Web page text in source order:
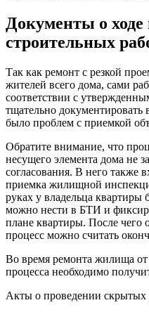
Документы о ходе
строительных
Так как ремонт с резкой
жителей всего дома, сами
соответствии с
тщательно документировать
было проблем с приемкой
Обратите внимание, что
несущего элемента дома не
согласования. В него также
приемка жилищной
руках у владельца квартиры
можно нести в БТИ и
плане квартиры. После чего
процесс можно считать
Во время ремонта жилища от
процесса необходимо
Акты о проведении скрытых